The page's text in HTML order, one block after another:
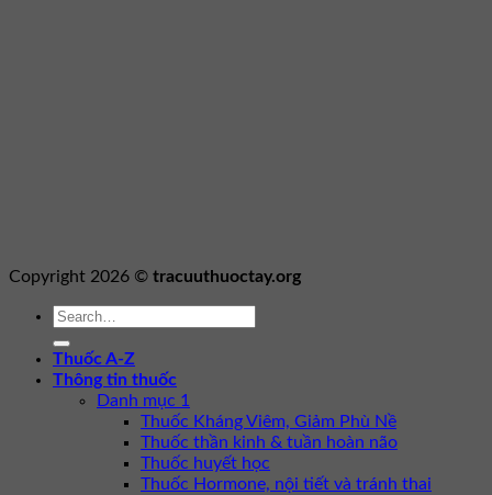
Copyright 2026 © tracuuthuoctay.org
Thuốc A-Z
Thông tin thuốc
Danh mục 1
Thuốc Kháng Viêm, Giảm Phù Nề
Thuốc thần kinh & tuần hoàn não
Thuốc huyết học
Thuốc Hormone, nội tiết và tránh thai